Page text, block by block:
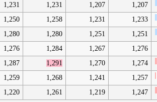
1,231 1,231 1,207 1,207
1,250 1,258 1,231 1,233
1,280 1,280 1,251 1,251
1,276 1,284 1,267 1,276
1,287 1,291 1,270 1,274
1,259 1,268 1,241 1,257
1,220 1,261 1,219 1,247